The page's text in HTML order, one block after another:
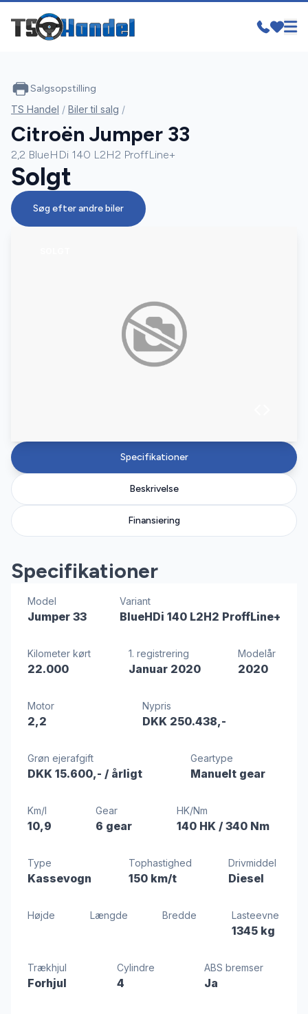
Specifikationer
Beskrivelse
Finansiering
Specifikationer
Model
Jumper 33
Variant
BlueHDi 140 L2H2 ProffLine+
Kilometer kørt
22.000
1. registrering
Januar 2020
Modelår
2020
Motor
2,2
Nypris
DKK 250.438,-
Grøn ejerafgift
DKK 15.600,- / årligt
Geartype
Manuelt gear
Km/l
10,9
Gear
6 gear
HK/Nm
140 HK / 340 Nm
Type
Kassevogn
Tophastighed
150 km/t
Drivmiddel
Diesel
Højde Længde Bredde Lasteevne
1345 kg
Trækhjul
Forhjul
Cylindre
4
ABS bremser
Ja
Salgsopstilling
TS Handel / Biler til salg /
Citroën Jumper 33
2,2 BlueHDi 140 L2H2 ProffLine+
Solgt
Søg efter andre biler